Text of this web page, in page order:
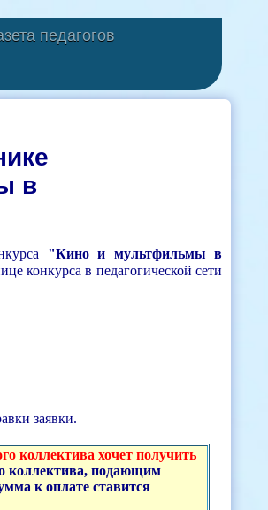
педагогов
в
"Кино и мультфильмы в
конкурса в педагогической сети
заявки.
коллектива хочет получить
коллектива, подающим
к оплате ставится